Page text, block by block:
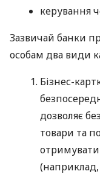
керування
Зазвичай банки
особам два види
Бізнес-
дозволяє
товари та
отримувати
(наприклад,